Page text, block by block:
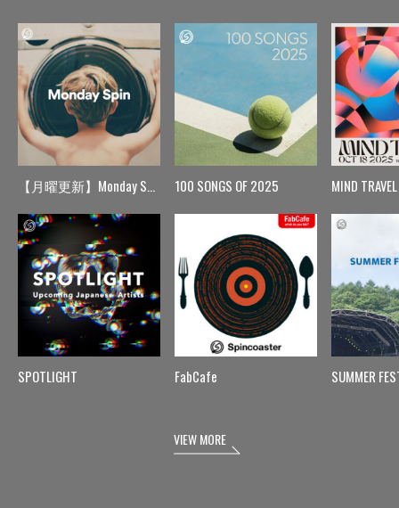
【月曜更新】Monday Spin
SPOTLIGHT
100 SONGS OF 2025
FabCafe
MIND TRAVEL
SUMMER
VIEW MORE